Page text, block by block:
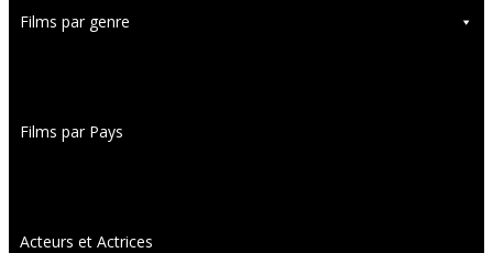
Films par genre
Films par Pays
Acteurs et Actrices